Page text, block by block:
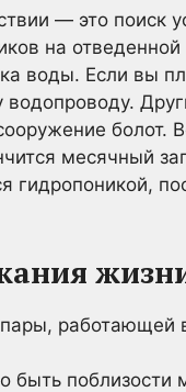
— это поиск
на
воды. Если вы
болот.
месячный
гидропоникой,
поблизости